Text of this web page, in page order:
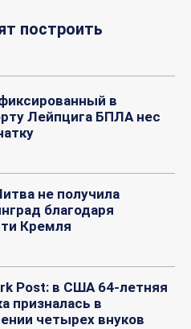
построить
в
Лейпцига БПЛА нес
не получила
благодаря
Кремля
Post: в США 64-летняя
призналась в
четырех внуков